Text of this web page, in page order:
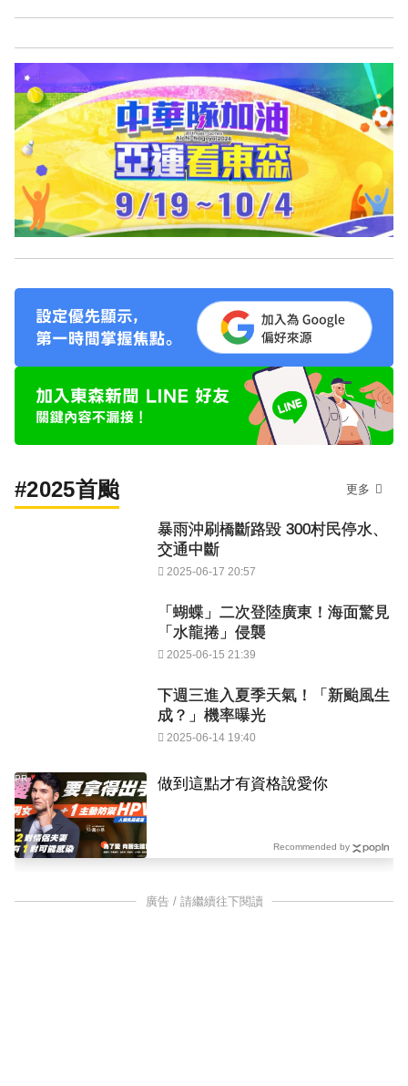
#2025首颱 更多
暴雨沖刷橋斷路毀 300村民停水、
交通中斷
2025-06-17 20:57
「蝴蝶」二次登陸廣東！海面驚見
「水龍捲」侵襲
2025-06-15 21:39
下週三進入夏季天氣！「新颱風生
成？」機率曝光
2025-06-14 19:40
做到這點才有資格說愛你
PR
Recommended by
廣告 / 請繼續往下閱讀